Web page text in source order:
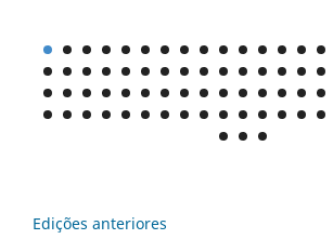
Edições anteriores